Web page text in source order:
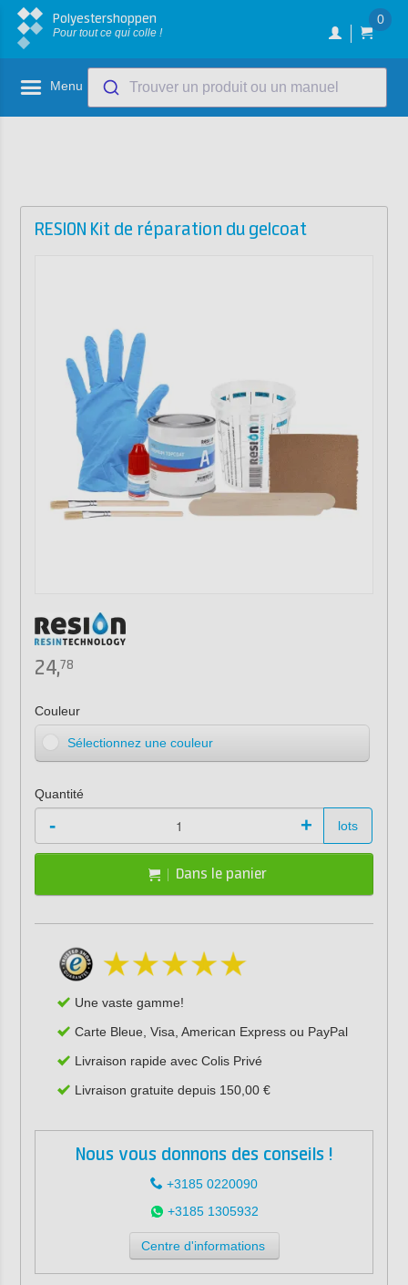
Polyestershoppen
Pour tout ce qui colle !
0
Menu Trouver un produit ou un manuel
RESION Kit de réparation du gelcoat
24,78
Couleur
Sélectionnez une couleur
Quantité
- + lots
Dans le panier
Une vaste gamme!
Carte Bleue, Visa, American Express ou PayPal
Livraison rapide avec Colis Privé
Livraison gratuite depuis 150,00 €
Nous vous donnons des conseils !
+3185 0220090
+3185 1305932
Centre d'informations